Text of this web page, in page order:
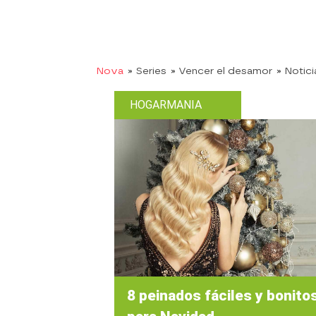
Nova » Series » Vencer el desamor »
HOGARMANIA
8 peinados fáciles y